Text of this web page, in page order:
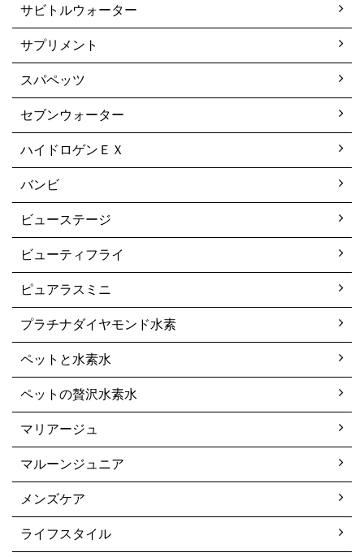
サビトルウォーター
サプリメント
スパペッツ
セブンウォーター
ハイドロゲンＥＸ
バンビ
ビューステージ
ビューティフライ
ピュアラスミニ
プラチナダイヤモンド水素
ペットと水素水
ペットの贅沢水素水
マリアージュ
マルーンジュニア
メンズケア
ライフスタイル